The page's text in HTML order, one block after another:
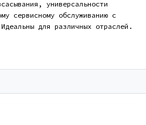
универсальности
сервисному обслуживанию с
для различных отраслей.